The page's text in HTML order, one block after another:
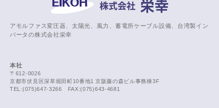
アモルファス変圧器、太陽光、風力、蓄電所ケーブル設備、台湾製イン
バータの株式会社栄幸
本社
〒612-0026
京都市伏見区深草堀田町10番地1 京阪藤の森ビル事務棟3F
TEL:(075)647-3266 FAX:(075)643-4681